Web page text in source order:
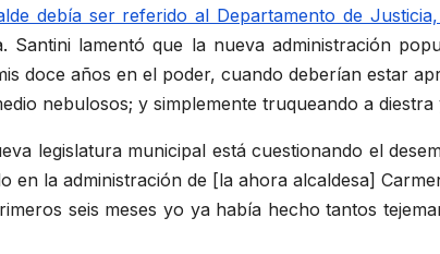
debía ser referido al Departamento de
lamentó que la nueva administración
doce años en el poder, cuando deberían estar
nebulosos; y simplemente truqueando a
legislatura municipal está cuestionando el
en la administración de [la ahora alcaldesa]
seis meses yo ya había hecho tantos